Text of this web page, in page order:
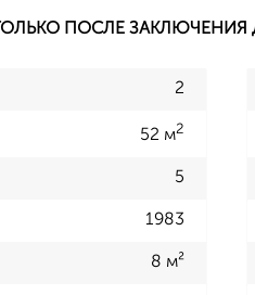
ПОСЛЕ ЗАКЛЮЧЕНИЯ
2
52 м2
5
1983
8 м²